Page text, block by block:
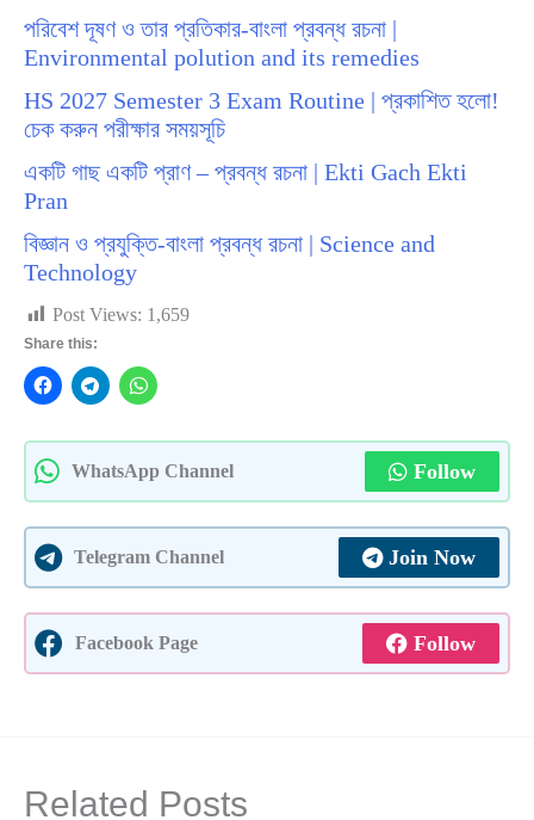
পরিবেশ দূষণ ও তার প্রতিকার-বাংলা প্রবন্ধ রচনা |
Environmental polution and its remedies
HS 2027 Semester 3 Exam Routine | প্রকাশিত হলো!
চেক করুন পরীক্ষার সময়সূচি
একটি গাছ একটি প্রাণ – প্রবন্ধ রচনা | Ekti Gach Ekti
Pran
বিজ্ঞান ও প্রযুক্তি-বাংলা প্রবন্ধ রচনা | Science and
Technology
Post Views: 1,659
Share this:
WhatsApp Channel Follow
Telegram Channel Join Now
Facebook Page Follow
Related Posts